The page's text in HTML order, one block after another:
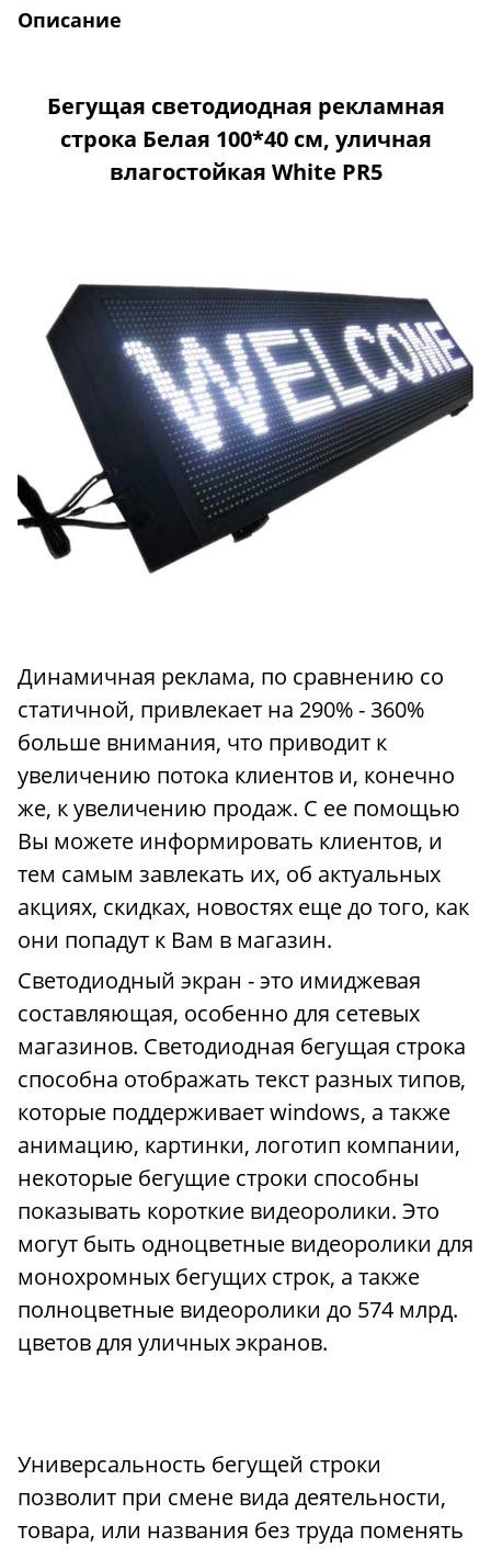
Описание
Бегущая светодиодная рекламная
строка Белая 100*40 см, уличная
влагостойкая White PR5
Динамичная реклама, по сравнению со
статичной, привлекает на 290% - 360%
больше внимания, что приводит к
увеличению потока клиентов и, конечно
же, к увеличению продаж. С ее помощью
Вы можете информировать клиентов, и
тем самым завлекать их, об актуальных
акциях, скидках, новостях еще до того, как
они попадут к Вам в магазин.
Светодиодный экран - это имиджевая
составляющая, особенно для сетевых
магазинов. Светодиодная бегущая строка
способна отображать текст разных типов,
которые поддерживает windows, а также
анимацию, картинки, логотип компании,
некоторые бегущие строки способны
показывать короткие видеоролики. Это
могут быть одноцветные видеоролики для
монохромных бегущих строк, а также
полноцветные видеоролики до 574 млрд.
цветов для уличных экранов.
Универсальность бегущей строки
позволит при смене вида деятельности,
товара, или названия без труда поменять